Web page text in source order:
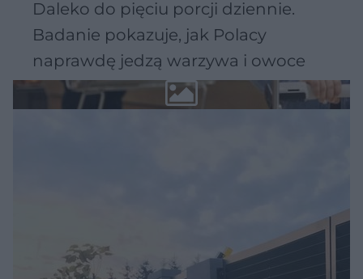
Daleko do pięciu porcji dziennie.
Badanie pokazuje, jak Polacy
naprawdę jedzą warzywa i owoce